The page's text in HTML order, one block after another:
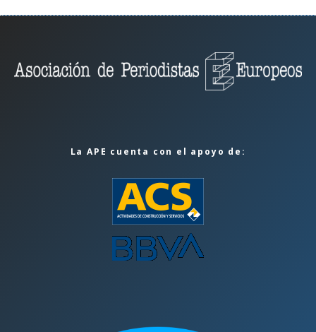
La APE cuenta con el apoyo de: